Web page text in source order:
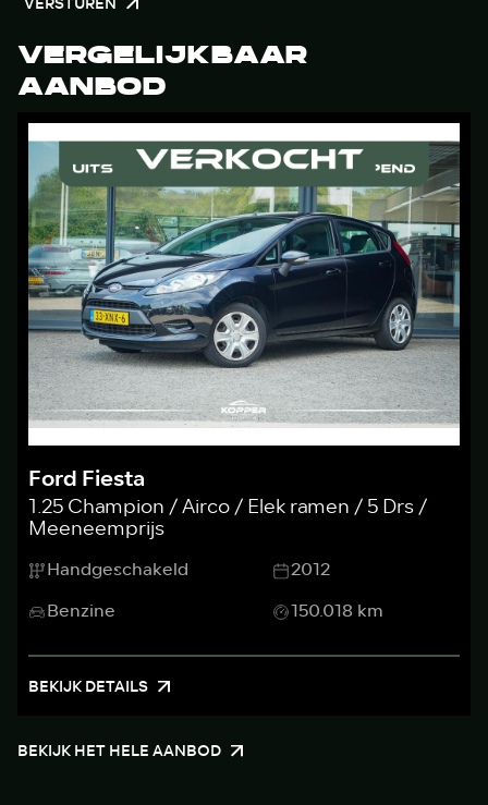
VERGELIJKBAAR
AANBOD
Ford Fiesta
1.25 Champion / Airco / Elek ramen / 5 Drs /
Meeneemprijs
Handgeschakeld
2012
Benzine
150.018 km
BEKIJK DETAILS
BEKIJK HET HELE AANBOD